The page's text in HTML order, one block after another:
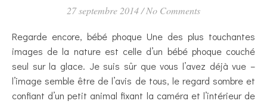
27 septembre 2014/ No Comments
Regarde encore, bébé phoque Une des plus touchantes
images de la nature est celle d’un bébé phoque couché
seul sur la glace. Je suis sûr que vous l’avez déjà vue –
l’image semble être de l’avis de tous, le regard sombre et
confiant d’un petit animal fixant la caméra et l’intérieur de